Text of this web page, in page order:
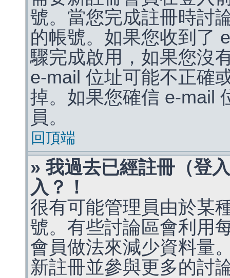
號。當您完成註冊時討
的帳號。如果您收到了
驟完成啟用，如果您沒
e-mail 位址可能不正確
掉。如果您確信 e-mail
員。
回頂端
» 我過去已經註冊（登
入？！
很有可能管理員由於某
號。有些討論區會利用
會員做法來減少資料量
新註冊並參與更多的討